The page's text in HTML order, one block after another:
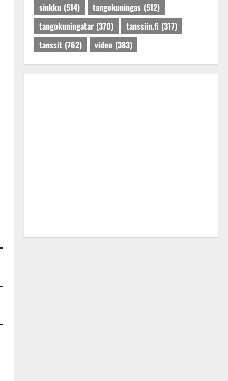
sinkku (514) tangokuningas (512)
tangokuningatar (370) tanssiin.fi (317)
tanssit (762) video (383)